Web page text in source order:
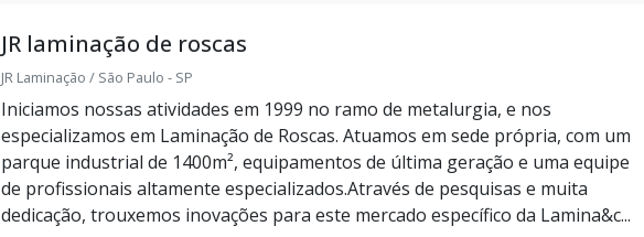
JR laminação de roscas
JR Laminação / São Paulo - SP
Iniciamos nossas atividades em 1999 no ramo de metalurgia, e nos
especializamos em Laminação de Roscas. Atuamos em sede própria, com um
parque industrial de 1400m², equipamentos de última geração e uma equipe
de profissionais altamente especializados.Através de pesquisas e muita
dedicação, trouxemos inovações para este mercado específico da Lamina&c...